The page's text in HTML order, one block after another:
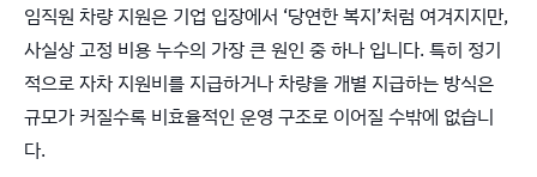
임직원 차량 지원은 기업 입장에서 ‘당연한 복지’처럼 여겨지지만,
사실상 고정 비용 누수의 가장 큰 원인 중 하나 입니다. 특히 정기
적으로 자차 지원비를 지급하거나 차량을 개별 지급하는 방식은
규모가 커질수록 비효율적인 운영 구조로 이어질 수밖에 없습니
다.